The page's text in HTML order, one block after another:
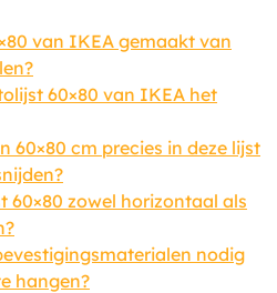
van IKEA gemaakt van
60×80 van IKEA het
60×80 cm precies in deze lijst
60×80 zowel horizontaal als
nodig
hangen?